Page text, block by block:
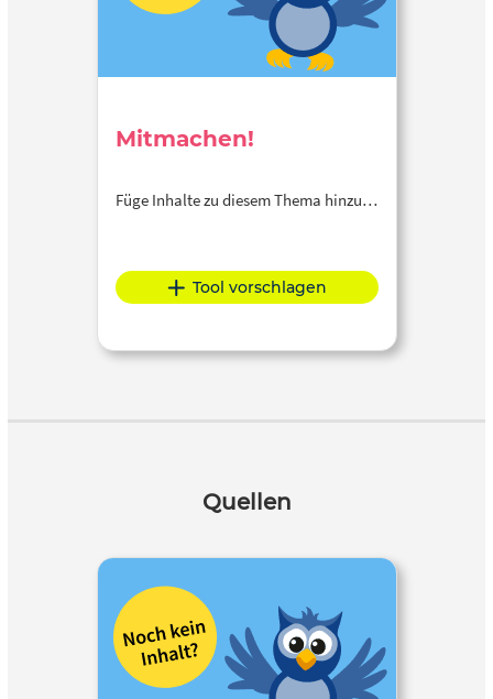
Mitmachen!
Füge Inhalte zu diesem Thema hinzu…
Tool vorschlagen
Quellen